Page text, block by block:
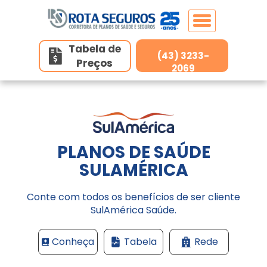
Home
Planos de Saúde
Planos de Saúde Individuais (Adesão)
Seguros
Unidades
Belo Horizonte/MG
Contato
Tabela de
Preços
(43) 3233-
2069
PLANOS DE SAÚDE
SULAMÉRICA
Conte com todos os benefícios de ser cliente
SulAmérica Saúde.
Conheça Tabela Rede